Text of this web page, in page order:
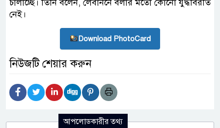
চালাচ্ছে। তিনি বলেন, লেবাননে বলার মতো কোনো যুদ্ধবিরতি
নেই।
Download PhotoCard
নিউজটি শেয়ার করুন
আপলোডকারীর তথ্য